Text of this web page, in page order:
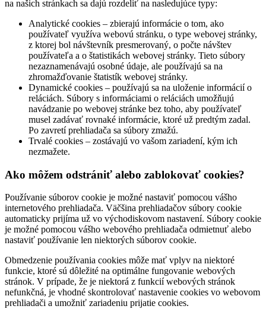
na našich stránkach sa dajú rozdeliť na nasledujúce typy:
Analytické cookies – zbierajú informácie o tom, ako
používateľ využíva webovú stránku, o type webovej stránky,
z ktorej bol návštevník presmerovaný, o počte návštev
používateľa a o štatistikách webovej stránky. Tieto súbory
nezaznamenávajú osobné údaje, ale používajú sa na
zhromažďovanie štatistík webovej stránky.
Dynamické cookies – používajú sa na uloženie informácií o
reláciách. Súbory s informáciami o reláciách umožňujú
navádzanie po webovej stránke bez toho, aby používateľ
musel zadávať rovnaké informácie, ktoré už predtým zadal.
Po zavretí prehliadača sa súbory zmažú.
Trvalé cookies – zostávajú vo vašom zariadení, kým ich
nezmažete.
Ako môžem odstrániť alebo zablokovať cookies?
Používanie súborov cookie je možné nastaviť pomocou vášho
internetového prehliadača. Väčšina prehliadačov súbory cookie
automaticky prijíma už vo východiskovom nastavení. Súbory cookie
je možné pomocou vášho webového prehliadača odmietnuť alebo
nastaviť používanie len niektorých súborov cookie.
Obmedzenie používania cookies môže mať vplyv na niektoré
funkcie, ktoré sú dôležité na optimálne fungovanie webových
stránok. V prípade, že je niektorá z funkcií webových stránok
nefunkčná, je vhodné skontrolovať nastavenie cookies vo webovom
prehliadači a umožniť zariadeniu prijatie cookies.